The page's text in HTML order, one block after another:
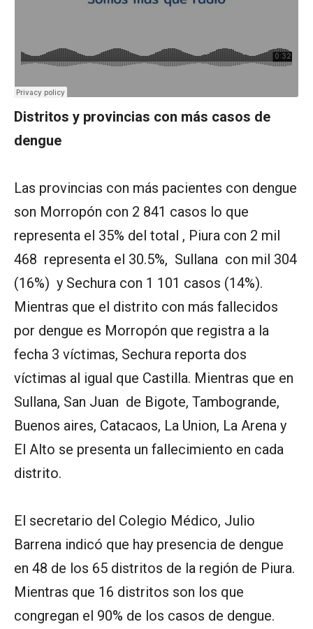
Distritos y provincias con más casos de
dengue
Las provincias con más pacientes con dengue
son Morropón con 2 841 casos lo que
representa el 35% del total , Piura con 2 mil
468 representa el 30.5%, Sullana con mil 304
(16%) y Sechura con 1 101 casos (14%).
Mientras que el distrito con más fallecidos
por dengue es Morropón que registra a la
fecha 3 víctimas, Sechura reporta dos
víctimas al igual que Castilla. Mientras que en
Sullana, San Juan de Bigote, Tambogrande,
Buenos aires, Catacaos, La Union, La Arena y
El Alto se presenta un fallecimiento en cada
distrito.
El secretario del Colegio Médico, Julio
Barrena indicó que hay presencia de dengue
en 48 de los 65 distritos de la región de Piura.
Mientras que 16 distritos son los que
congregan el 90% de los casos de dengue.